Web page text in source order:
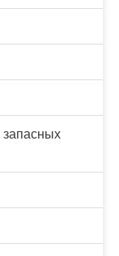
запасных